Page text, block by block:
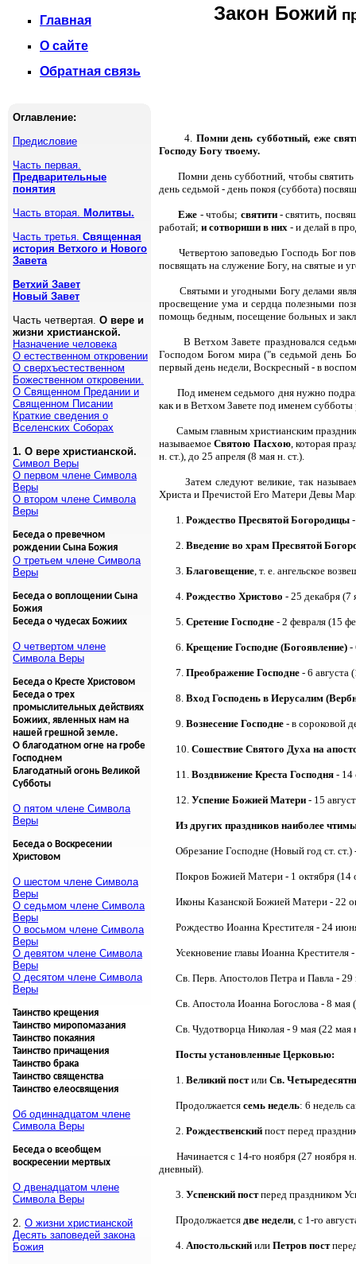
Закон Божий
4. Помни день субботный, еже
Господу Богу твоему.
Помни день субботний, чтобы святить
день седьмой - день покоя (суббота)
Еже - чтобы; святити- святить,
работай; и сотвориши в них - и делай в
Четвертою заповедью Господь Бог
посвящать на служение Богу, на святые и
Святыми и угодными Богу делами
просвещение ума и сердца полезными
помощь бедным, посещение больных и
В Ветхом Завете праздновался
Господом Богом мира ("в седьмой день
первый день недели, Воскресный - в
Под именем седьмого дня нужно
как и в Ветхом Завете под именем
Самым главным христианским
называемоеСвятою Пасхою, которая
н. ст.), до 25 апреля (8 мая н. ст.).
Затем следуют великие, так
Христа и Пречистой Его Матери Девы
1. Рождество Пресвятой Богородицы
2. Введение во храм Пресвятой
3. Благовещение, т. е. ангельское
4. Рождество Христово - 25 декабря (7
5. Сретение Господне - 2 февраля (15
6. Крещение Господне (Богоявление) -
7. Преображение Господне - 6 августа
8. Вход Господень в Иерусалим
9. Вознесение Господне - в сороковой
10. Сошествие Святого Духа на
11. Воздвижение Креста Господня - 14
12. Успение Божией Матери - 15
Из других праздников наиболее
Обрезание Господне (Новый год ст. ст.)
Покров Божией Матери - 1 октября (14
Иконы Казанской Божией Матери - 22
Рождество Иоанна Крестителя - 24
Усекновение главы Иоанна Крестителя -
Св. Перв. Апостолов Петра и Павла -
Св. Апостола Иоанна Богослова - 8 мая
Св. Чудотворца Николая - 9 мая (22 мая
Посты установленные Церковью:
1. Великий постили Св.
Продолжается семь недель: 6 недель
2. Рождественский пост перед
Начинается с 14-го ноября (27
дневный).
3. Успенский постперед праздником
Продолжается две недели, с 1-го
4. Апостольский или Петров пост
Оглавление:
Предисловие
Часть первая.
Предварительные
понятия
Часть вторая. Молитвы.
Часть третья. Священная
история Ветхого и Нового
Завета
Ветхий Завет
Новый Завет
Часть четвертая. О вере и
жизни христианской.
Назначение человека
О естественном откровении
О сверхъестественном
Божественном откровении.
О Священном Предании и
Священном Писании
Краткие сведения о
Вселенских Соборах
1. О вере христианской.
Символ Веры
О первом члене Символа
Веры
О втором члене Символа
Веры
Беседа о превечном
рождении Сына Божия
О третьем члене Символа
Веры
Беседа о воплощении Сына
Божия
Беседа о чудесах Божиих
О четвертом члене
Символа Веры
Беседа о Кресте Христовом
Беседа о трех
промыслительных действиях
Божиих, явленных нам на
нашей грешной земле.
О благодатном огне на гробе
Господнем
Благодатный огонь Великой
Субботы
О пятом члене Символа
Веры
Беседа о Воскресении
Христовом
О шестом члене Символа
Веры
О седьмом члене Символа
Веры
О восьмом члене Символа
Веры
О девятом члене Символа
Веры
О десятом члене Символа
Веры
Таинство крещения
Таинство миропомазания
Таинство покаяния
Таинство причащения
Таинство брака
Таинство священства
Таинство елеосвящения
Об одиннадцатом члене
Символа Веры
Беседа о всеобщем
воскресении мертвых
О двенадцатом члене
Символа Веры
2. О жизни христианской
Десять заповедей закона
Божия
Главная
О сайте
Обратная связь